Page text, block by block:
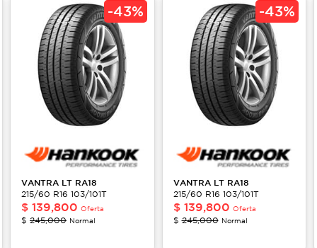
-43%
VANTRA LT RA18
215/60 R16 103/101T
$ 139,800 Oferta
$ 245,000 Normal
-43%
VANTRA LT RA18
215/60 R16 103/101T
$ 139,800 Oferta
$245,000 Normal